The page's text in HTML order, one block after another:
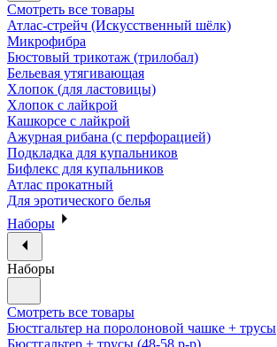
Смотреть все товары
Атлас-стрейч (Искусственный шёлк)
Микрофибра
Бюстовый трикотаж (трилобал)
Бельевая утягивающая
Хлопок (для ластовицы)
Хлопок с лайкрой
Кашкорсе с лайкрой
Ажурная рибана (с перфорацией)
Подкладка для купальников
Бифлекс для купальников
Атлас прокатный
Для эротического белья
Наборы
Наборы
Смотреть все товары
Бюстгальтер на поролоновой чашке + трусы
Бюстгальтер + трусы (48-58 р-р)